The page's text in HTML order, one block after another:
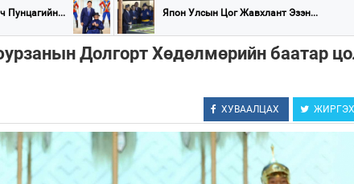
Пунцагийн... Япон Улсын Цог Жавхлант Эзэн...
Долгорт Хөдөлмөрийн баатар
ХУВААЛЦАХ ЖИРГЭХ